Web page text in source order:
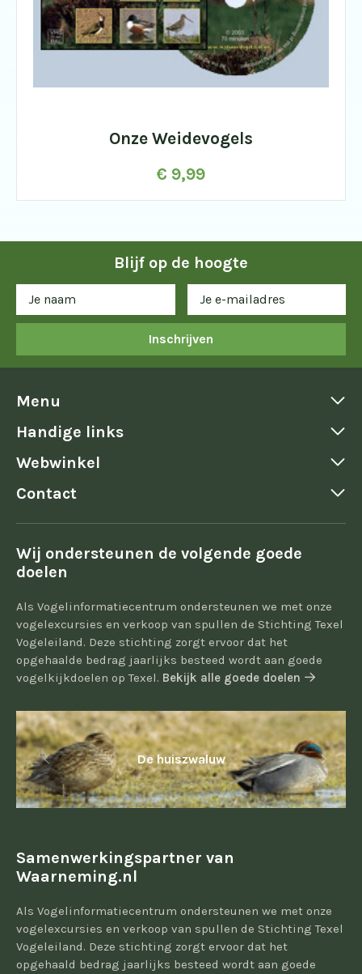
Onze Weidevogels
€ 9,99
Blijf op de hoogte
Inschrijven
Menu
Handige links
Webwinkel
Contact
Wij ondersteunen de volgende goede
doelen
Als Vogelinformatiecentrum ondersteunen we met onze
vogelexcursies en verkoop van spullen de Stichting Texel
Vogeleiland. Deze stichting zorgt ervoor dat het
opgehaalde bedrag jaarlijks besteed wordt aan goede
vogelkijkdoelen op Texel. Bekijk alle goede doelen
De huiszwaluw
Samenwerkingspartner van
Waarneming.nl
Als Vogelinformatiecentrum ondersteunen we met onze
vogelexcursies en verkoop van spullen de Stichting Texel
Vogeleiland. Deze stichting zorgt ervoor dat het
opgehaald bedrag jaarlijks besteed wordt aan goede